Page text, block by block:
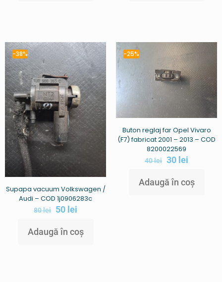
-38%
Supapa vacuum Volkswagen /
Audi – COD 1j0906283c
80lei 50 lei
Adaugă în coș
-25%
Buton reglaj far Opel Vivaro
(F7) fabricat 2001 – 2013 – COD
8200022569
40lei 30 lei
Adaugă în coș